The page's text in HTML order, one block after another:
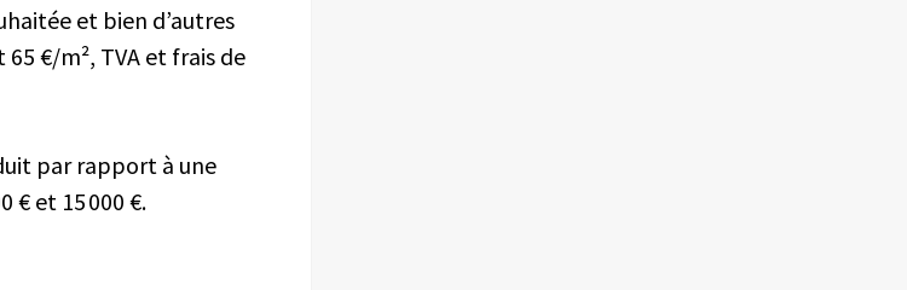
et bien d’autres
€/m², TVA et frais de
par rapport à une
et 15 000 €.